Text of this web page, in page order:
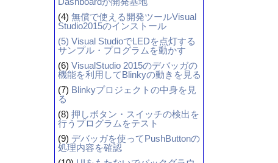
(4) 無償で使える開発ツールVisual
Studio2015のインストール
(5) Visual StudioでLEDを点灯する
サンプル・プログラムを動かす
(6) VisualStudio 2015のデバッガの
機能を利用してBlinkyの動きを見る
(7) Blinkyプロジェクトの中身を見
る
(8) 押しボタン・スイッチの検出を
行うプログラムをテスト
(9) デバッガを使ってPushButtonの
処理内容を確認